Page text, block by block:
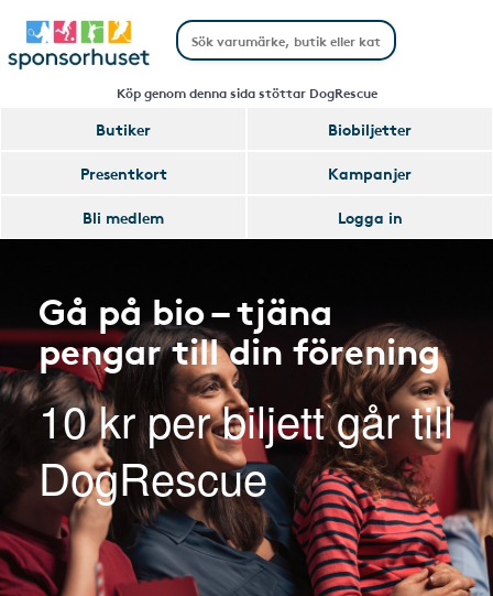
Köp genom denna sida stöttar DogRescue
Butiker
Biobiljetter
Presentkort
Kampanjer
Bli medlem
Logga in
Gå på bio – tjäna
pengar till din förening
10 kr per biljett går till
DogRescue